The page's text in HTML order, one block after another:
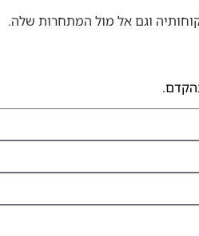
וגם אל מול המתחרות שלה.